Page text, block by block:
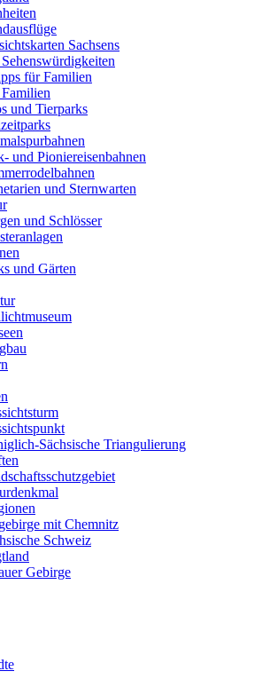
Sachsens
für Familien
und Tierparks
und Pioniereisenbahnen
und Sternwarten
und Schlösser
und Gärten
Sächsische Triangulierung
mit Chemnitz
Schweiz
Gebirge